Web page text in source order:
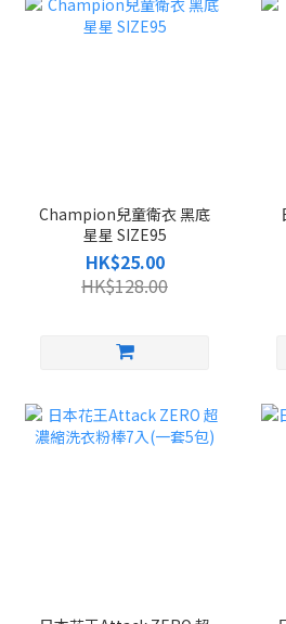
Champion兒童衛衣 黑底
星星 SIZE95
HK$25.00
HK$128.00